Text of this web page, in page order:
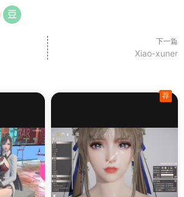
下一篇
Xiao-xuner
荐